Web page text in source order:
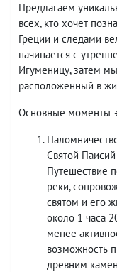
Предлагаем
всех, кто хочет
Греции и следами
начинается с
Игуменицу, затем
расположенный в
Основные моменты
Святой
Путешествие
реки,
святом и его
около 1 часа
менее
возможность
древним